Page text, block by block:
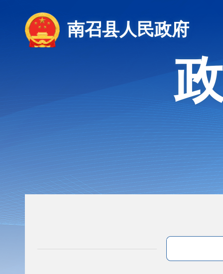
南召县人民政府